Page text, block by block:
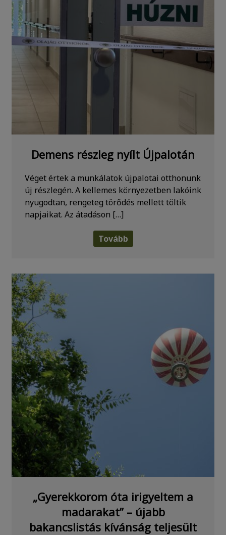
Demens részleg nyílt Újpalotán
Véget értek a munkálatok újpalotai otthonunk
új részlegén. A kellemes környezetben lakóink
nyugodtan, rengeteg törődés mellett töltik
napjaikat. Az átadáson […]
Tovább
„Gyerekkorom óta irigyeltem a
madarakat” – újabb
bakancslistás kívánság teljesült